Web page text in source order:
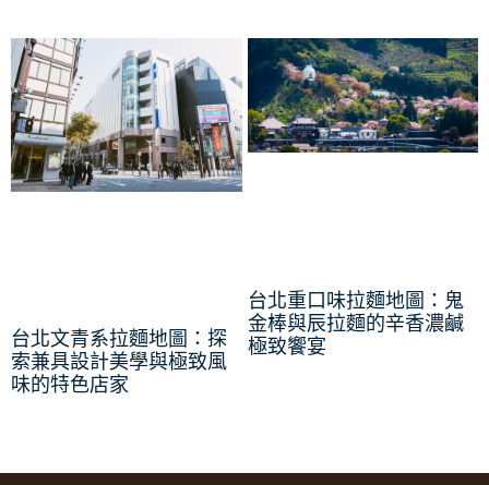
台北文青系拉麵地圖：探
索兼具設計美學與極致風
味的特色店家
台北重口味拉麵地圖：鬼
金棒與辰拉麵的辛香濃鹹
極致饗宴